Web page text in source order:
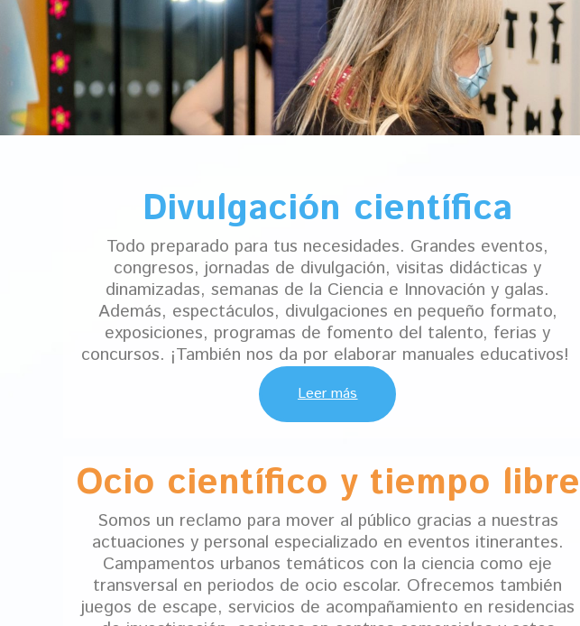
Divulgación científica
Todo preparado para tus necesidades. Grandes eventos,
congresos, jornadas de divulgación, visitas didácticas y
dinamizadas, semanas de la Ciencia e Innovación y galas.
Además, espectáculos, divulgaciones en pequeño formato,
exposiciones, programas de fomento del talento, ferias y
concursos. ¡También nos da por elaborar manuales educativos!
Leer más
Ocio científico y tiempo libre
Somos un reclamo para mover al público gracias a nuestras
actuaciones y personal especializado en eventos itinerantes.
Campamentos urbanos temáticos con la ciencia como eje
transversal en periodos de ocio escolar. Ofrecemos también
juegos de escape, servicios de acompañamiento en residencias